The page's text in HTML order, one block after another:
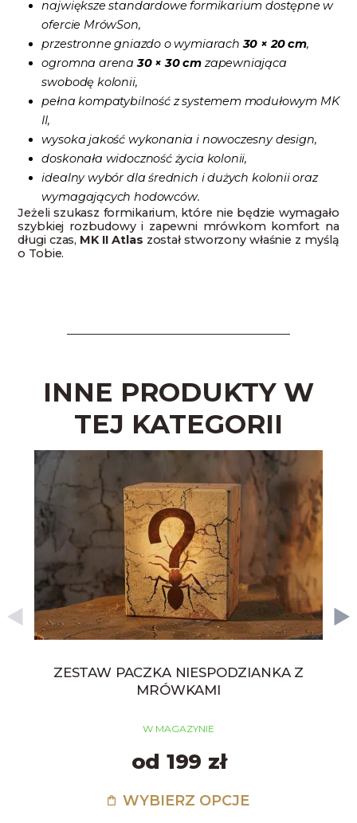
największe standardowe formikarium dostępne w
ofercie MrówSon,
przestronne gniazdo o wymiarach30 × 20 cm,
ogromna arena30 × 30 cm zapewniająca
swobodę kolonii,
pełna kompatybilność z systemem modułowym MK
II,
wysoka jakość wykonania i nowoczesny design,
doskonała widoczność życia kolonii,
idealny wybór dla średnich i dużych kolonii oraz
wymagających hodowców.
Jeżeli szukasz formikarium, które nie będzie wymagało
szybkiej rozbudowy i zapewni mrówkom komfort na
długi czas, MK II Atlas został stworzony właśnie z myślą
o Tobie.
INNE PRODUKTY W
TEJ KATEGORII
ZESTAW PACZKA NIESPODZIANKA Z
MRÓWKAMI
W MAGAZYNIE
od 199 zł
WYBIERZ OPCJE